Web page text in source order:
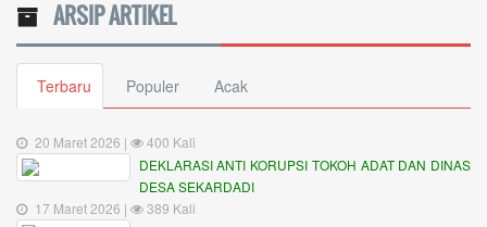
ARSIP ARTIKEL
Terbaru Populer Acak
20 Maret 2026 |
400 Kali
DEKLARASI ANTI KORUPSI TOKOH ADAT DAN DINAS
DESA SEKARDADI
17 Maret 2026 |
389 Kali